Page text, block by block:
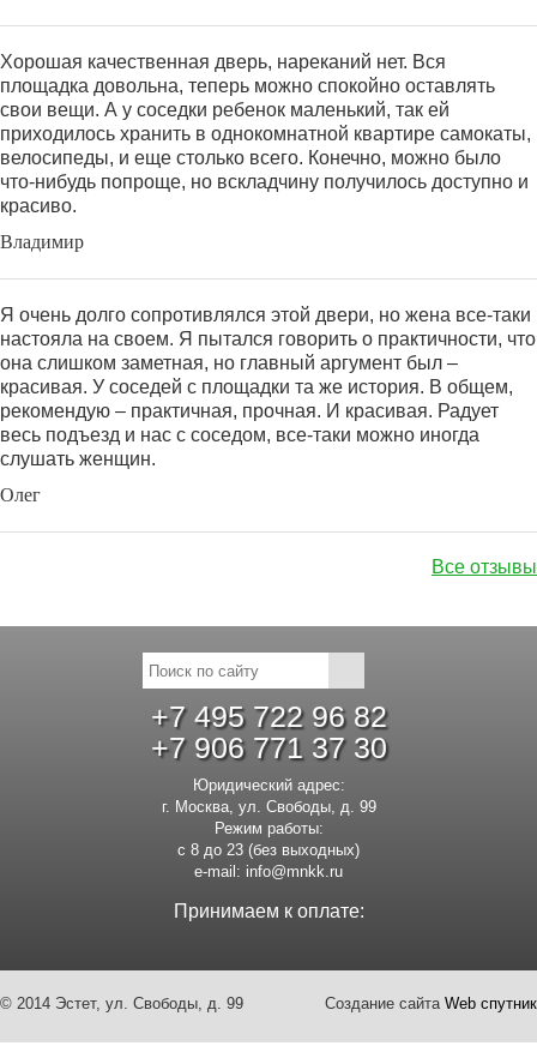
Хорошая качественная дверь, нареканий нет. Вся
площадка довольна, теперь можно спокойно оставлять
свои вещи. А у соседки ребенок маленький, так ей
приходилось хранить в однокомнатной квартире самокаты,
велосипеды, и еще столько всего. Конечно, можно было
что-нибудь попроще, но вскладчину получилось доступно и
красиво.
Владимир
Я очень долго сопротивлялся этой двери, но жена все-таки
настояла на своем. Я пытался говорить о практичности, что
она слишком заметная, но главный аргумент был –
красивая. У соседей с площадки та же история. В общем,
рекомендую – практичная, прочная. И красивая. Радует
весь подъезд и нас с соседом, все-таки можно иногда
слушать женщин.
Олег
Все отзывы
+7 495 722 96 82
+7 906 771 37 30
Юридический адрес:
г. Москва, ул. Свободы, д. 99
Режим работы:
с 8 до 23 (без выходных)
e-mail: info@mnkk.ru
Принимаем к оплате:
© 2014 Эстет, ул. Свободы, д. 99 Создание сайта Web спутник